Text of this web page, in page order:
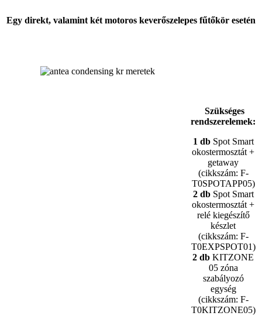
Egy direkt, valamint két motoros keverőszelepes fűtőkör esetén
Szükséges
rendszerelemek:
1 dbSpot Smart
okostermosztát +
getaway
(cikkszám: F-
T0SPOTAPP05)
2 dbSpot Smart
okostermosztát +
relé kiegészítő
készlet
(cikkszám: F-
T0EXPSPOT01)
2 db KITZONE
05 zóna
szabályozó
egység
(cikkszám: F-
T0KITZONE05)